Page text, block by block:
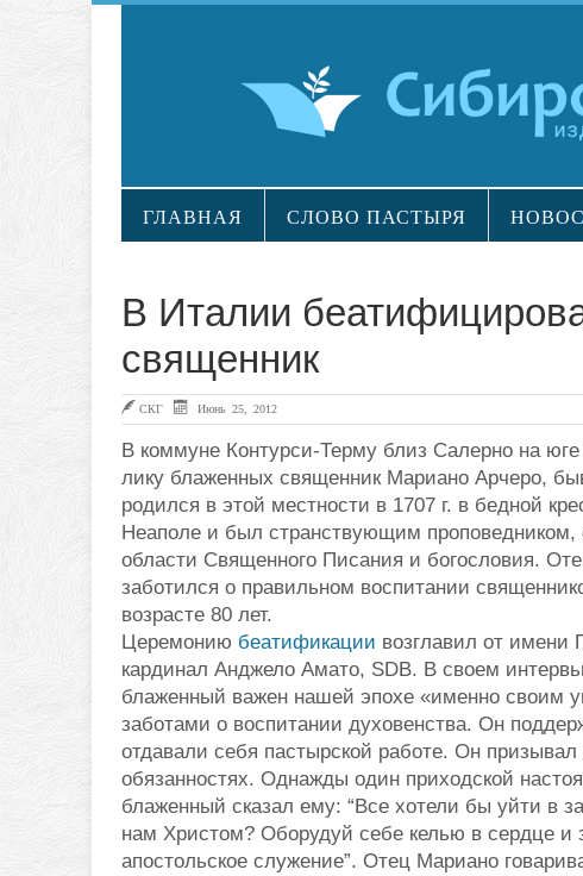
ГЛАВНАЯ СЛОВО ПАСТЫРЯ
В Италии
священник
СКГ Июнь 25, 2012
В коммуне Контурси-Терму близ Салерно на
лику блаженных священник Мариано Арчеро,
родился в этой местности в 1707 г. в бедной
Неаполе и был странствующим
области Священного Писания и богословия.
заботился о правильном воспитании
возрасте 80 лет.
Церемонию беатификации возглавил от имени
кардинал Анджело Амато, SDB. В своем
блаженный важен нашей эпохе «именно своим
заботами о воспитании духовенства. Он
отдавали себя пастырской работе. Он
обязанностях. Однажды один приходской
блаженный сказал ему: “Все хотели бы уйти в
нам Христом? Оборудуй себе келью в сердце и
апостольское служение”. Отец Мариано